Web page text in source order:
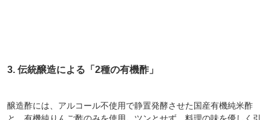
3. 伝統醸造による「2種の有機酢」
醸造酢には、アルコール不使用で静置発酵させた国産有機純米酢
と、有機純りんご酢のみを使用。ツンとせず、料理の味を優しく引